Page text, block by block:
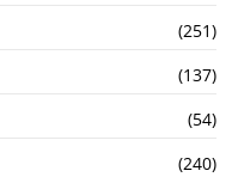
(251)
(137)
(54)
(240)